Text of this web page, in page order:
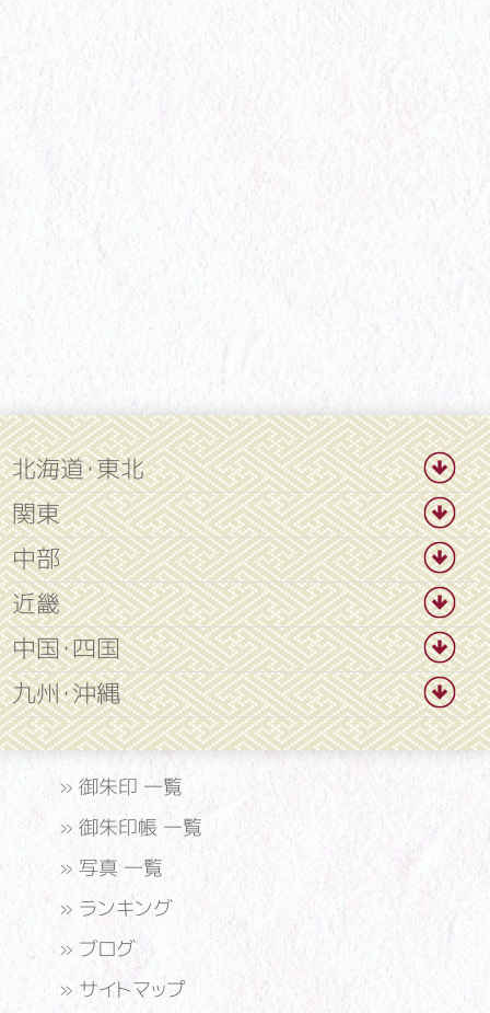
北海道・東北
関東
中部
近畿
中国・四国
九州・沖縄
» 御朱印 一覧
» 御朱印帳 一覧
» 写真 一覧
» ランキング
» ブログ
» サイトマップ